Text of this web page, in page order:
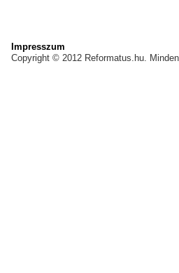
Impresszum
Copyright © 2012 Reformatus.hu.